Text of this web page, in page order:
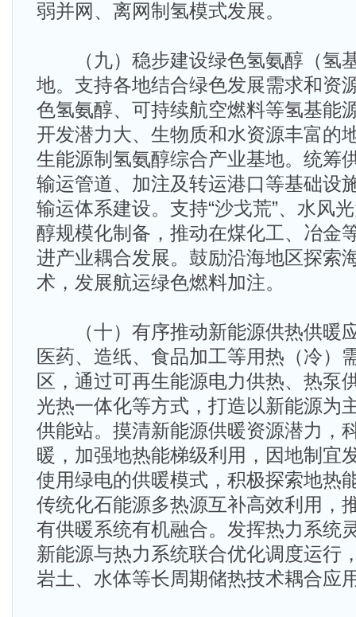
弱并网、离网制氢模式发展。
（九）稳步建设绿色氢氨醇（氢
地。支持各地结合绿色发展需求和资
色氢氨醇、可持续航空燃料等氢基能
开发潜力大、生物质和水资源丰富的
生能源制氢氨醇综合产业基地。统筹
输运管道、加注及转运港口等基础设
输运体系建设。支持“沙戈荒”、水风
醇规模化制备，推动在煤化工、冶金
进产业耦合发展。鼓励沿海地区探索
术，发展航运绿色燃料加注。
（十）有序推动新能源供热供暖
医药、造纸、食品加工等用热（冷）
区，通过可再生能源电力供热、热泵
光热一体化等方式，打造以新能源为
供能站。摸清新能源供暖资源潜力，
暖，加强地热能梯级利用，因地制宜
使用绿电的供暖模式，积极探索地热
传统化石能源多热源互补高效利用，
有供暖系统有机融合。发挥热力系统
新能源与热力系统联合优化调度运行
岩土、水体等长周期储热技术耦合应